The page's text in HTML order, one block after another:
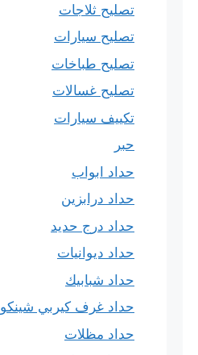
تصليح ثلاجات
تصليح سيارات
تصليح طباخات
تصليح غسالات
تكييف سيارات
حبر
حداد ابواب
حداد درابزين
حداد درج حديد
حداد ديوانيات
حداد شبابيك
حداد غرف كيربي شينكو
حداد مظلات